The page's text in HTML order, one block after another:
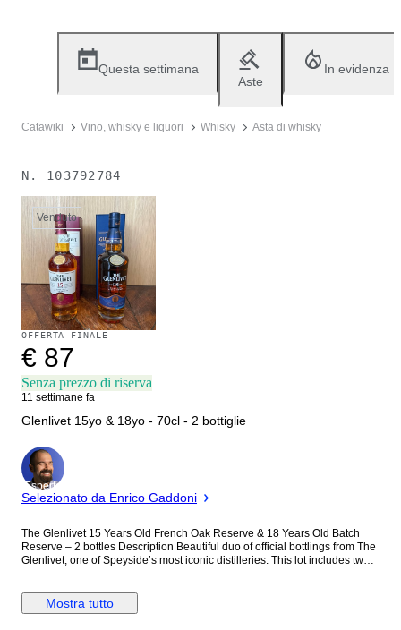
Questa settimana
Aste
In evidenza
Catawiki Vino, whisky e liquori Whisky Asta di whisky
N. 103792784
Venduto
OFFERTA FINALE
€ 87
Senza prezzo di riserva
11 settimane fa
Glenlivet 15yo & 18yo - 70cl - 2 bottiglie
Esperto
Selezionato da Enrico Gaddoni
The Glenlivet 15 Years Old French Oak Reserve & 18 Years Old Batch
Reserve – 2 bottles Description Beautiful duo of official bottlings from The
Glenlivet, one of Speyside’s most iconic distilleries. This lot includes two
18 Years Old Batch Reserve – 70cl – 40% The 15 Years Old French Oak
Reserve is matured in traditional oak casks before a selective finishing in
Mostra tutto